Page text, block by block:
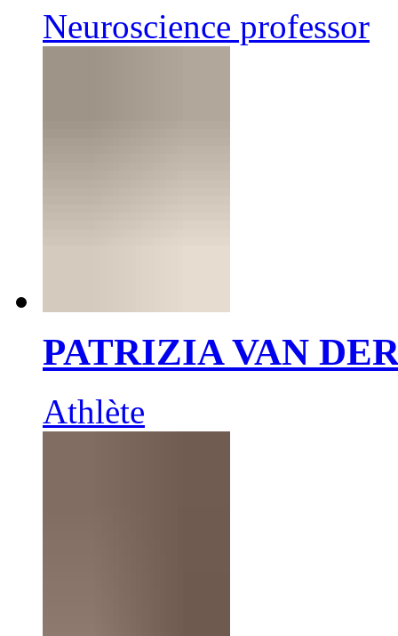
Neuroscience professor
PATRIZIA VAN
Athlète